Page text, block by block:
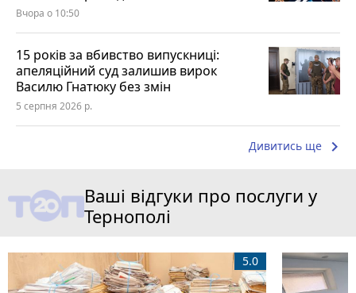
Вчора о 10:50
15 років за вбивство випускниці:
апеляційний суд залишив вирок
Василю Гнатюку без змін
5 серпня 2026 р.
Дивитись ще keyboard_arrow_right
Ваші відгуки про послуги у
Тернополі
5.0